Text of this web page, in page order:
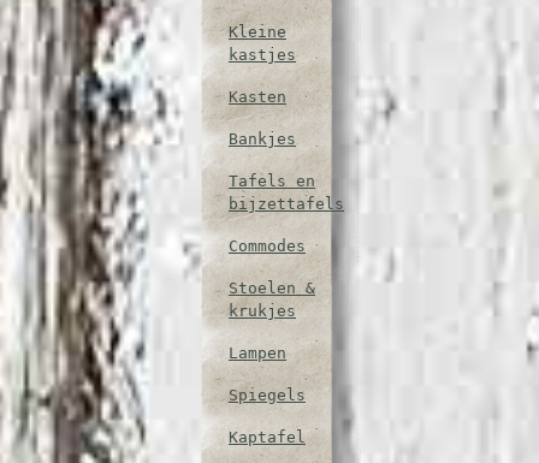
Kleine
kastjes
Kasten
Bankjes
Tafels en
bijzettafels
Commodes
Stoelen &
krukjes
Lampen
Spiegels
Kaptafel